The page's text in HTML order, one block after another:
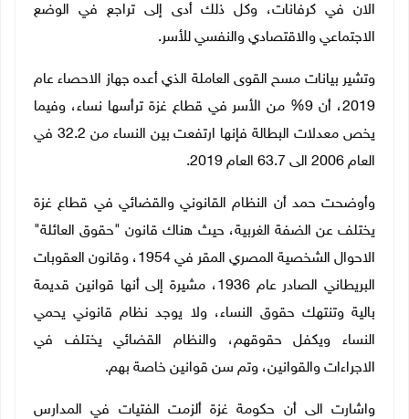
الان في كرفانات، وكل ذلك أدى إلى تراجع في الوضع
الاجتماعي والاقتصادي والنفسي للأسر.
وتشير بيانات مسح القوى العاملة الذي أعده جهاز الاحصاء عام
2019، أن 9% من الأسر في قطاع غزة ترأسها نساء، وفيما
يخص معدلات البطالة فإنها ارتفعت بين النساء من 32.2 في
العام 2006 الى 63.7 العام 2019.
وأوضحت حمد أن النظام القانوني والقضائي في قطاع غزة
يختلف عن الضفة الغربية، حيث هناك قانون "حقوق العائلة"
الاحوال الشخصية المصري المقر في 1954، وقانون العقوبات
البريطاني الصادر عام 1936، مشيرة إلى أنها قوانين قديمة
بالية وتنتهك حقوق النساء، ولا يوجد نظام قانوني يحمي
النساء ويكفل حقوقهم، والنظام القضائي يختلف في
الاجراءات والقوانين، وتم سن قوانين خاصة بهم.
واشارت الى أن حكومة غزة ألزمت الفتيات في المدارس